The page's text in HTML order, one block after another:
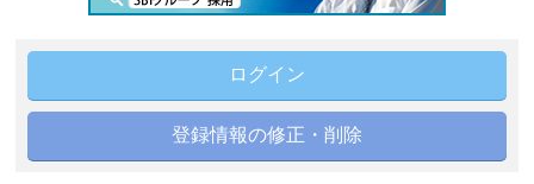
ログイン
登録情報の修正・削除